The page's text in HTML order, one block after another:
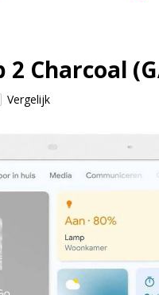
Charcoal
Vergelijk